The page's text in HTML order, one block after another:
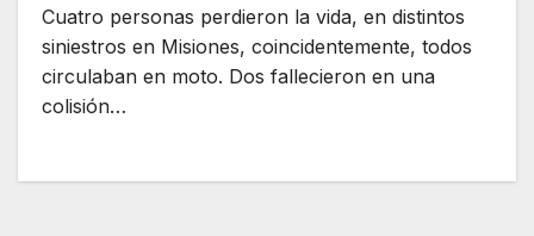
Cuatro personas perdieron la vida, en distintos
siniestros en Misiones, coincidentemente, todos
circulaban en moto. Dos fallecieron en una
colisión…